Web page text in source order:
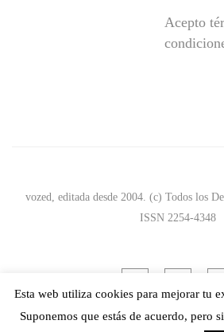
Acepto
vozed, editada desde 2004. (c) Todos los
ISSN 2254-4348
Esta web utiliza cookies para mejorar tu
Suponemos que estás de acuerdo, pero